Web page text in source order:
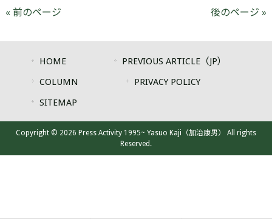
« 前のページ 後のページ »
HOME
PREVIOUS ARTICLE（JP）
COLUMN
PRIVACY POLICY
SITEMAP
Copyright © 2026 Press Activity 1995~ Yasuo Kaji（加治康男） All rights
Reserved.